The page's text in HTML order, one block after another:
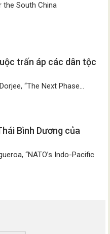
the South China
trấn áp các dân tộc
“The Next Phase...
Bình Dương của
“NATO’s Indo-Pacific